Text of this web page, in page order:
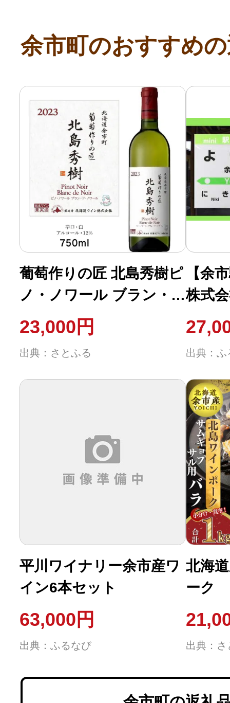
10秒ぴったり診断
自治体直営サイト特集
はじめるバイブルとは
よくあるご質問
問い合わせ
余市町のおすすめ
葡萄作りの匠 北島秀樹ピ
ノ・ノワール ブラン・
ド・ノワール2023 2本
_Y020-0653
23,000円
出典：さとふる
【余
株式
0600
出典：ふ
平川ワイナリー余市産ワ
イン6本セット
63,000円
出典：ふるなび
北海
ーク
バラ
出典：さ